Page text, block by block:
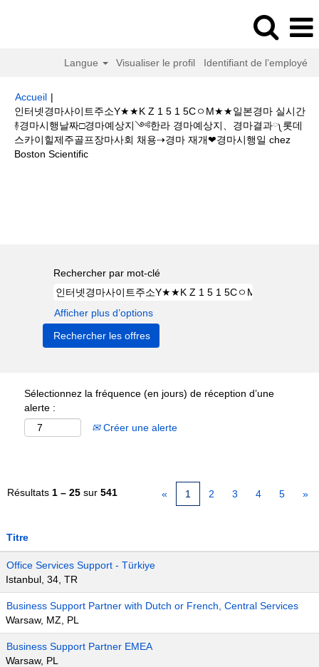
Langue Visualiser le profil Identifiant de l’employé
Accueil |
인터넷경마사이트주소Y★★K Z 1 5 1 5CㅇM★★일본경마 실시간
࿈경마시행날짜□경마예상지༺한라 경마예상지、경마결과༾롯데
스카이힐제주골프장마사회 채용⇢경마 재개❤경마시행일 chez
Boston Scientific(page
Rechercher par mot-clé
Afficher plus d’options
Sélectionnez la fréquence (en jours) de réception d’une
alerte :
Créer une alerte
Résultats 1 – 25 sur 541 « 1 2 3 4 5 »
Titre
Office Services Support - Türkiye
Istanbul, 34, TR
Business Support Partner with Dutch or French, Central Services
Warsaw, MZ, PL
Business Support Partner EMEA
Warsaw, PL